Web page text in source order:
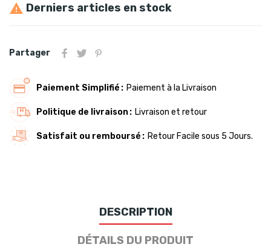
 Derniers articles en stock
Partager
Paiement Simplifié Paiement à la Livraison
Politique de livraison Livraison et retour
Satisfait ou remboursé Retour Facile sous 5 Jours.
DESCRIPTION
DÉTAILS DU PRODUIT